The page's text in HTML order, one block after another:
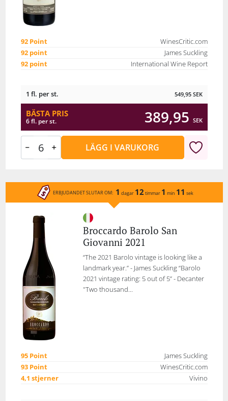
92 Point
WinesCritic.com
92 point
James Suckling
92 point
International Wine Report
1 fl. per st. 549,95 SEK
BÄSTA PRIS
6 fl. per st. 389,95 SEK
LÄGG I VARUKORG
ERBJUDANDET SLUTAR OM: 1 dagar 12 timmar 1 min 11 sek
Broccardo Barolo San
Giovanni 2021
“The 2021 Barolo vintage is looking like a
landmark year.” - James Suckling “Barolo
2021 vintage rating: 5 out of 5” - Decanter
"Two thousand...
95 Point
James Suckling
93 Point
WinesCritic.com
4,1 stjerner
Vivino